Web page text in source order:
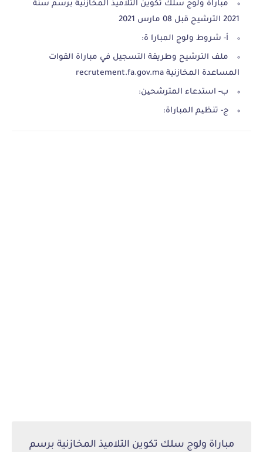
مباراة ولوج سلك تكوين التلاميذ المخازنية برسم سنة
2021 الترشيح قبل 08 مارس 2021
أ- شروط ولوج المبارا ة:
ملف الترشيح وطريقة التسجيل في مباراة القوات
المساعدة المخازنية recrutement.fa.gov.ma
ب- استدعاء المترشحین:
ج- تنظیم المباراة:
مباراة ولوج سلك تكوين التلاميذ المخازنية برسم